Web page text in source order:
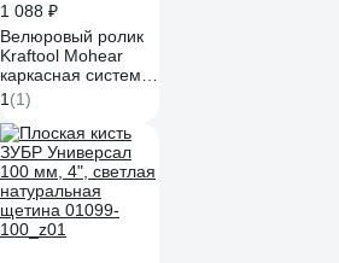
1 088 ₽
Велюровый ролик
Kraftool Mohear
каркасная система
180 мм 1-02013-18
1 (1)